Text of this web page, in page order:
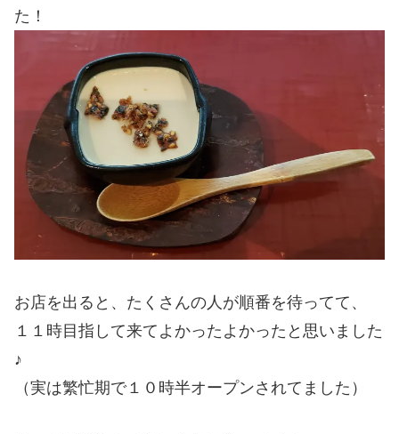
た！
お店を出ると、たくさんの人が順番を待ってて、
１１時目指して来てよかったよかったと思いました
♪
（実は繁忙期で１０時半オープンされてました）